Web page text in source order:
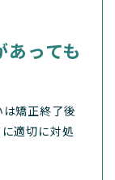
あっても
矯正終了後
適切に対処